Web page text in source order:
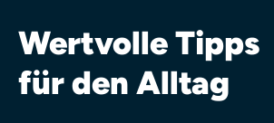
Wertvolle Tipps
für den Alltag